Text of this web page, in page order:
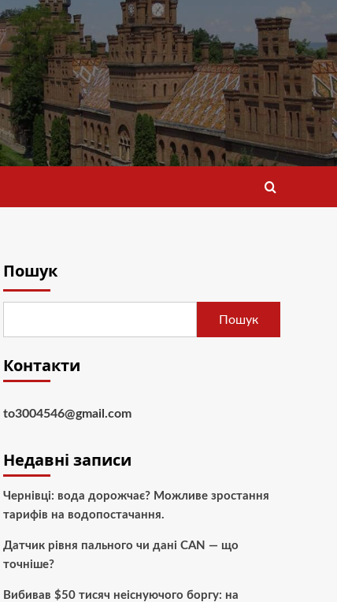
Пошук
Пошук
Контакти
to3004546@gmail.com
Недавні записи
Чернівці: вода дорожчає? Можливе зростання
тарифів на водопостачання.
Датчик рівня пального чи дані CAN — що
точніше?
Вибивав $50 тисяч неіснуючого боргу: на